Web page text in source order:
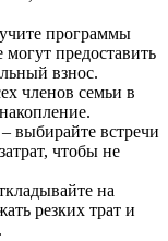
программы
предоставить
взнос.
членов семьи в
– выбирайте встречи
чтобы не
на
резких трат и